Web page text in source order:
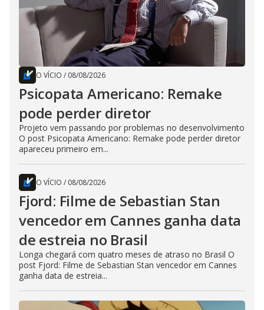
O VÍCIO / 08/08/2026
Psicopata Americano: Remake
pode perder diretor
Projeto vem passando por problemas no desenvolvimento
O post Psicopata Americano: Remake pode perder diretor
apareceu primeiro em...
O VÍCIO / 08/08/2026
Fjord: Filme de Sebastian Stan
vencedor em Cannes ganha data
de estreia no Brasil
Longa chegará com quatro meses de atraso no Brasil O
post Fjord: Filme de Sebastian Stan vencedor em Cannes
ganha data de estreia...